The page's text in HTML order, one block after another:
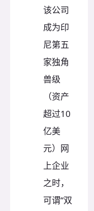
该公司
成为印
尼第五
家独角
兽级
（资产
超过10
亿美
元）网
上企业
之时，
可谓“双